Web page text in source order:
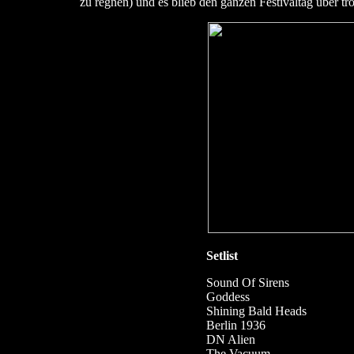
Setlist
Sound Of Sirens
Goddess
Shining Bald Heads
Berlin 1936
DN Alien